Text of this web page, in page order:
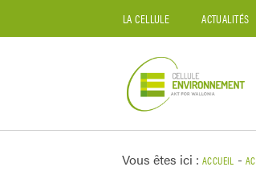
LA CELLULE ACTUALITÉS
Vous êtes ici : ACCUEIL -